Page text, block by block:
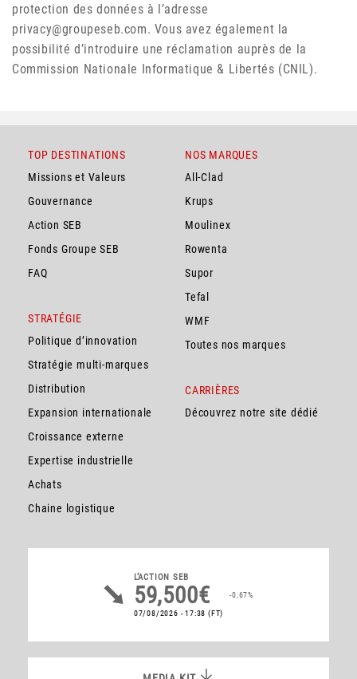
protection des données à l’adresse
privacy@groupeseb.com. Vous avez également la
possibilité d’introduire une réclamation auprès de la
Commission Nationale Informatique & Libertés (CNIL).
TOP DESTINATIONS
Missions et Valeurs
Gouvernance
Action SEB
Fonds Groupe SEB
FAQ
STRATÉGIE
Politique d’innovation
Stratégie multi-marques
Distribution
Expansion internationale
Croissance externe
Expertise industrielle
Achats
Chaine logistique
NOS MARQUES
All-Clad
Krups
Moulinex
Rowenta
Supor
Tefal
WMF
Toutes nos marques
CARRIÈRES
Découvrez notre site dédié
L’ACTION SEB
59,500€
07/08/2026 - 17:38 (FT)
-0,67%